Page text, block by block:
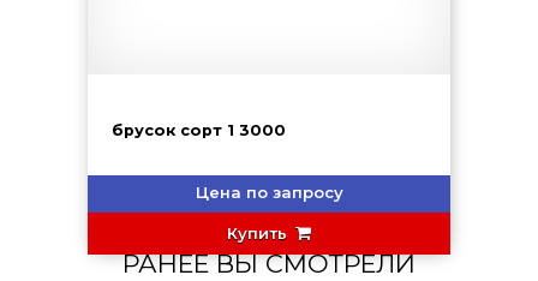
брусок сорт 1 3000
Цена по запросу
Купить
РАНЕЕ ВЫ СМОТРЕЛИ